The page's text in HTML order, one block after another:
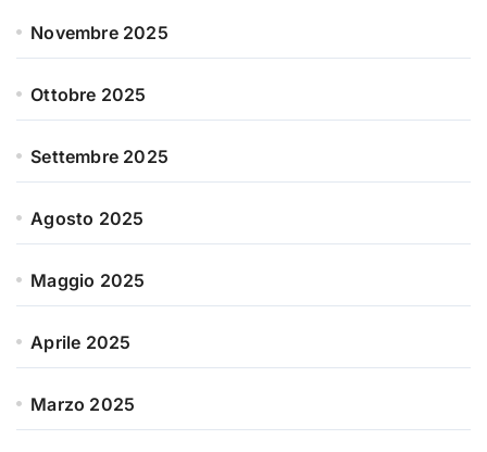
Novembre 2025
Ottobre 2025
Settembre 2025
Agosto 2025
Maggio 2025
Aprile 2025
Marzo 2025